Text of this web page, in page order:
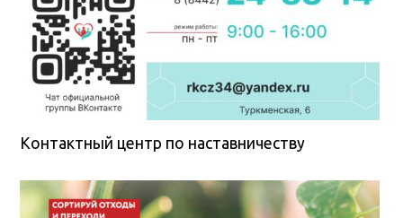
Контактный центр по наставничеству